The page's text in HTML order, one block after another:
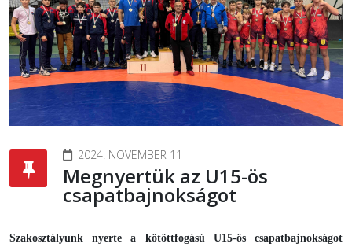
2024. NOVEMBER 11
Megnyertük az U15-ös
csapatbajnokságot
Szakosztályunk nyerte a kötöttfogású U15-ös csapatbajnokságot